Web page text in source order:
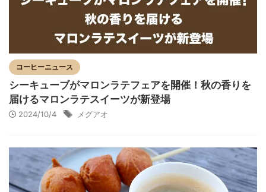
コーヒーニュース
シーキューブがマロンラテフェアを開催！秋の香りを
届けるマロンラテスイーツが新登場
2024/10/4 メグアオ